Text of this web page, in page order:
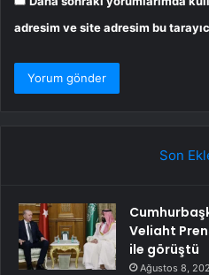
adresim ve site adresim bu
Son
Veliaht
ile görüştü
Ağustos 8,